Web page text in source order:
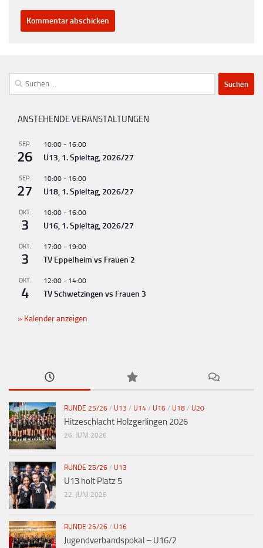
Suchen
nach:
ANSTEHENDE VERANSTALTUNGEN
SEP.
26
10:00 - 16:00
U13, 1. Spieltag, 2026/27
SEP.
27
10:00 - 16:00
U18, 1. Spieltag, 2026/27
OKT.
3
10:00 - 16:00
U16, 1. Spieltag, 2026/27
OKT.
3
17:00 - 19:00
TV Eppelheim vs Frauen 2
OKT.
4
12:00 - 14:00
TV Schwetzingen vs Frauen 3
Kalender anzeigen
RUNDE 25/26 / U13 / U14 / U16 / U18 / U20
Hitzeschlacht Holzgerlingen 2026
26. JUNI 2026
RUNDE 25/26 / U13
U13 holt Platz 5
22. JUNI 2026
RUNDE 25/26 / U16
Jugendverbandspokal – U16/2